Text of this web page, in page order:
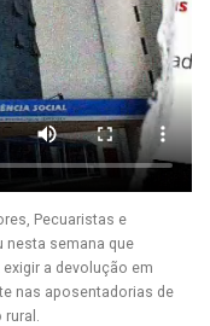
Pecuaristas e
nesta semana que
a devolução em
nas aposentadorias de